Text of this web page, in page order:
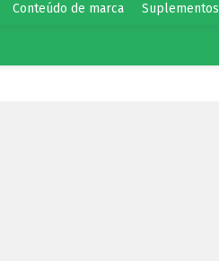
Conteúdo de marca Suplementos